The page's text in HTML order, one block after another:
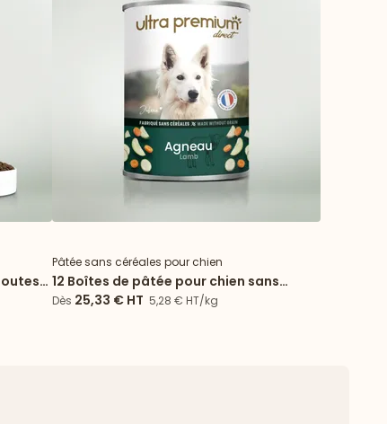
Pâtée sans céréales pour chien
12 Boîtes de pâtée pour chien sans
céréales - Agneau
Dès 25,33 € HT 5,28 € HT/kg